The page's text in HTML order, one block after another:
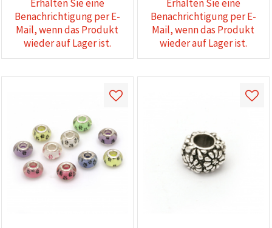
Erhalten Sie eine
Benachrichtigung per E-
Mail, wenn das Produkt
wieder auf Lager ist.
Erhalten Sie eine
Benachrichtigung per E-
Mail, wenn das Produkt
wieder auf Lager ist.